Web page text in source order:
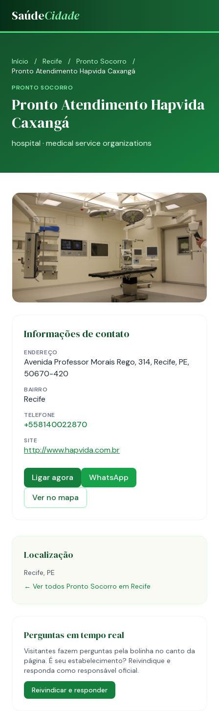
SaúdeCidade
Início / Recife / Pronto Socorro
/
Pronto Atendimento Hapvida Caxangá
PRONTO SOCORRO
Pronto Atendimento Hapvida
Caxangá
hospital · medical service organizations
Informações de contato
ENDEREÇO
Avenida Professor Morais Rego, 314, Recife, PE,
50670-420
BAIRRO
Recife
TELEFONE
+558140022870
SITE
http://www.hapvida.com.br
Ligar agora
WhatsApp
Ver no mapa
Localização
Recife, PE
← Ver todos Pronto Socorro em Recife
Perguntas em tempo real
Visitantes fazem perguntas pela bolinha no canto da
página. É seu estabelecimento? Reivindique e
responda como responsável oficial.
Reivindicar e responder